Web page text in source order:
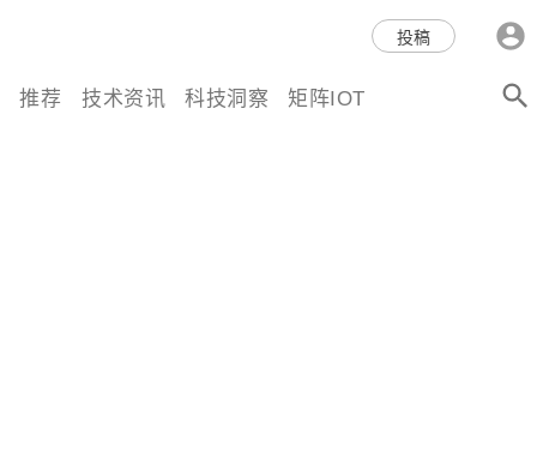
科技互联网,科技,资讯,动态,洞
察,量子,计算,AI,人工智能,机器
投稿
推荐 技术资讯 科技洞察 矩阵IOT